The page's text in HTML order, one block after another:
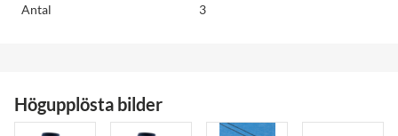
Antal
3
Högupplösta bilder